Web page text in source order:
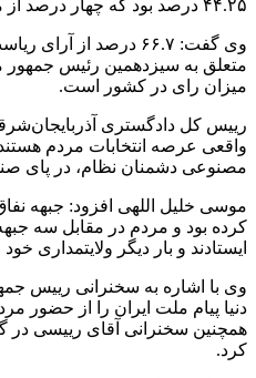
۴۴.۲۵ درصد بود که چهار درصد از متوسط کشوری کمتر است.
وی گفت: ۶۶.۷ درصد از
متعلق به سیزدهمین رئیس جمهور
میزان رای در کشور است.
رییس کل دادگستری
واقعی عرصه انتخابات مردم
مصنوعی دشمنان نظام، در پای
موسی خلیل اللهی افزود: جبهه
کرده بود و مردم در مقابل سه
ایستادند و بار دیگر ولایتمداری
وی با اشاره به سخنرانی رییس
دنیا پیام ملت ایران را از حضور
همچنین سخنرانی آقای رییسی در
کرد.